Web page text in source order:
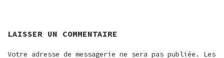
LAISSER UN COMMENTAIRE
Votre adresse de messagerie ne sera pas publiée.
Les